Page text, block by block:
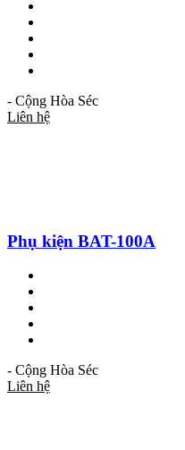
- Cộng Hòa Séc
Liên hệ
Phụ kiện BAT-100A
- Cộng Hòa Séc
Liên hệ